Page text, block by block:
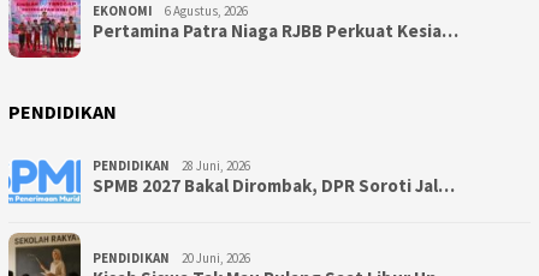
EKONOMI 6 Agustus, 2026
Pertamina Patra Niaga RJBB Perkuat Kesia…
PENDIDIKAN
PENDIDIKAN 28 Juni, 2026
SPMB 2027 Bakal Dirombak, DPR Soroti Jal…
PENDIDIKAN 20 Juni, 2026